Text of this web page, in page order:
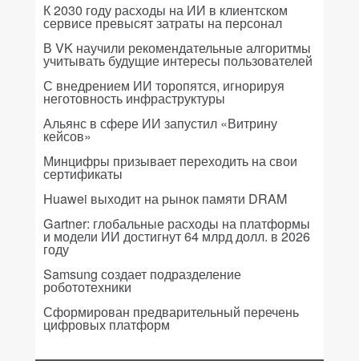
К 2030 году расходы на ИИ в клиентском
сервисе превысят затраты на персонал
В VK научили рекомендательные алгоритмы
учитывать будущие интересы пользователей
С внедрением ИИ торопятся, игнорируя
неготовность инфраструктуры
Альянс в сфере ИИ запустил «Витрину
кейсов»
Минцифры призывает переходить на свои
сертификаты
Huawei выходит на рынок памяти DRAM
Gartner: глобальные расходы на платформы
и модели ИИ достигнут 64 млрд долл. в 2026
году
Samsung создает подразделение
робототехники
Сформирован предварительный перечень
цифровых платформ